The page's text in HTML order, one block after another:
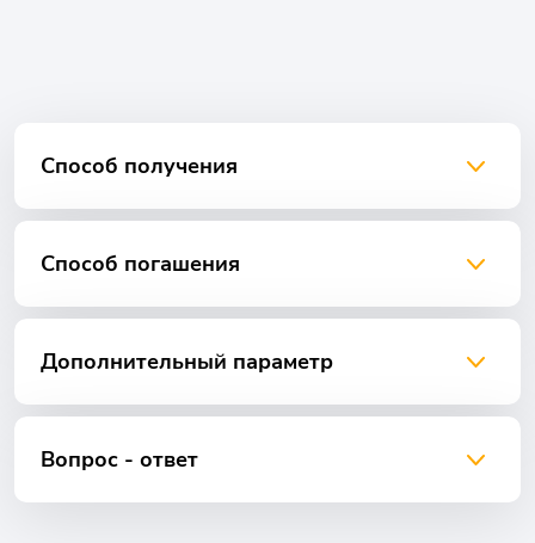
Способ получения
Способ погашения
Дополнительный параметр
Вопрос - ответ